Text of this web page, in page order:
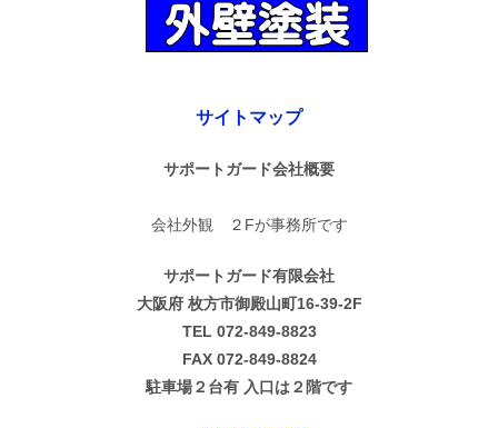
サイトマップ
サポートガード会社概要
会社外観 ２Fが事務所です
サポートガード有限会社
大阪府 枚方市御殿山町16-39-2F
TEL 072-849-8823
FAX 072-849-8824
駐車場２台有 入口は２階です